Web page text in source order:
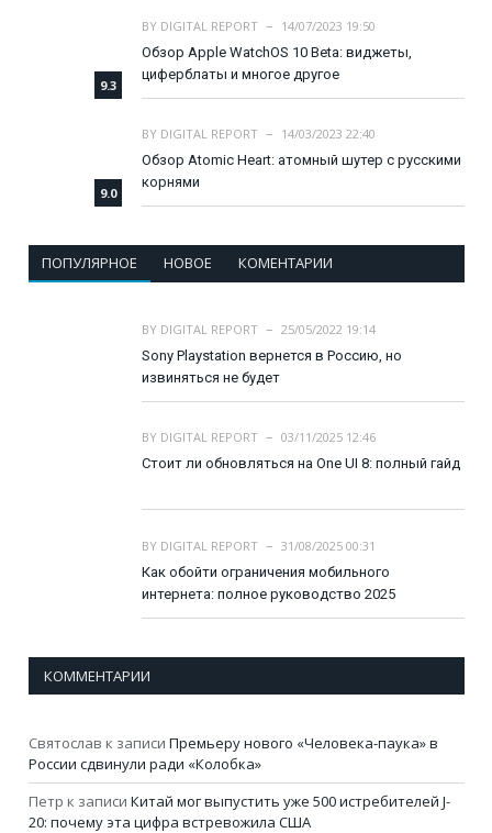
9.3
BY DIGITAL REPORT
14/07/2023 19:50
Обзор Apple WatchOS 10 Beta: виджеты,
циферблаты и многое другое
9.0
BY DIGITAL REPORT
14/03/2023 22:40
Обзор Atomic Heart: атомный шутер с русскими
корнями
ПОПУЛЯРНОЕ НОВОЕ КОМЕНТАРИИ
BY DIGITAL REPORT
25/05/2022 19:14
Sony Playstation вернется в Россию, но
извиняться не будет
BY DIGITAL REPORT
03/11/2025 12:46
Стоит ли обновляться на One UI 8: полный гайд
BY DIGITAL REPORT
31/08/2025 00:31
Как обойти ограничения мобильного
интернета: полное руководство 2025
КОММЕНТАРИИ
Святослав к записи Премьеру нового «Человека-паука» в
России сдвинули ради «Колобка»
Петр к записи Китай мог выпустить уже 500 истребителей J-
20: почему эта цифра встревожила США